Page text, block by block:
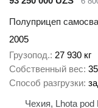
Полуприцеп
2005
Грузопод. 27 930 кг
Собственный вес
Способ разгрузки
Чехия, Lhota pod